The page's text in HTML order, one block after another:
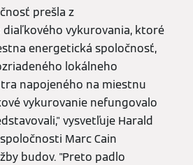
prešla z
diaľkového vykurovania, ktoré
energetická spoločnosť,
lokálneho
napojeného na miestnu
vykurovanie nefungovalo
vysvetľuje Harald
Marc Cain
budov. "Preto padlo